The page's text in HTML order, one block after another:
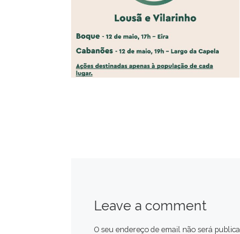
Leave a comment
O seu endereço de email não será